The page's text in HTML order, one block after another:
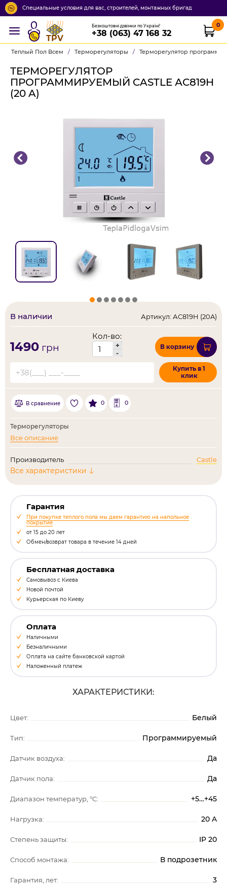
Специальные условия для вас, строителей, монтажных бригад
TPV
Безкоштовні дзвінки по Україні!
+38 (063) 47 168 32
0
Теплый Пол Всем / Терморегуляторы / Терморегулятор
ТЕРМОРЕГУЛЯТОР
ПРОГРАММИРУЕМЫЙ CASTLE АС819H
(20 A)
В наличии Артикул: АС819H (20A)
1490 грн
Кол-во:
+
-
В корзину
Купить в 1
клик
В сравнение 0 0
Терморегуляторы
Все описание
Производитель Castle
Все характеристики
Гарантия
При покупке теплого пола мы даем гарантию на напольное
покрытие
от 15 до 20 лет
Обмен/возврат товара в течение 14 дней
Бесплатная доставка
Самовывоз с Киева
Новой почтой
Курьерская по Киеву
Оплата
Наличными
Безналичными
Оплата на сайте банковской картой
Наложенный платеж
ХАРАКТЕРИСТИКИ:
Цвет: Белый
Тип: Программируемый
Датчик воздуха: Да
Датчик пола: Да
Диапазон температур, °C: +5…+45
Нагрузка: 20 A
Степень защиты: IP 20
Способ монтажа: В подрозетник
Гарантия, лет: 3